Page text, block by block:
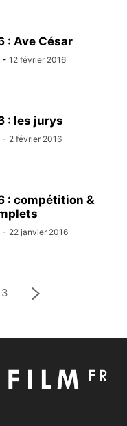
: Ave César
- 12 février 2016
: les jurys
- 2 février 2016
: compétition &
- 22 janvier 2016
3